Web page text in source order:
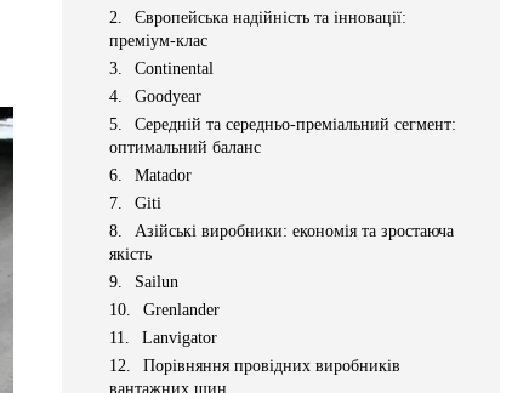
Європейська надійність та інновації:
преміум-клас
Continental
Goodyear
Середній та середньо-преміальний сегмент:
оптимальний баланс
Matador
Giti
Азійські виробники: економія та зростаюча
якість
Sailun
Grenlander
Lanvigator
Порівняння провідних виробників
вантажних шин